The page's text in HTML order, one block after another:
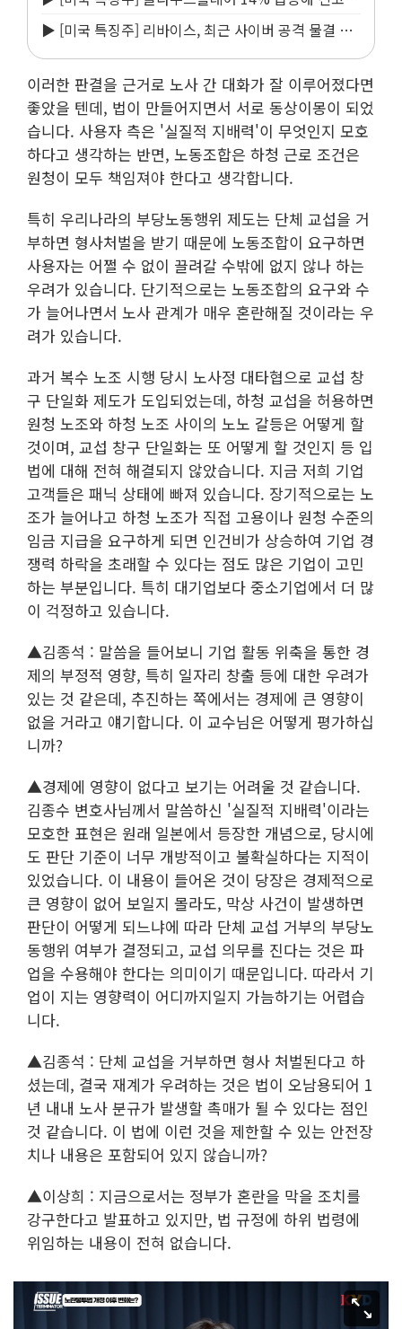
▶ [미국 특징주] 리바이스, 최근 사이버 공격 물결 속
이러한 판결을 근거로 노사 간 대화가 잘 이루어졌다면
좋았을 텐데, 법이 만들어지면서 서로 동상이몽이 되었
습니다. 사용자 측은 '실질적 지배력'이 무엇인지 모호
하다고 생각하는 반면, 노동조합은 하청 근로 조건은
원청이 모두 책임져야 한다고 생각합니다.
특히 우리나라의 부당노동행위 제도는 단체 교섭을 거
부하면 형사처벌을 받기 때문에 노동조합이 요구하면
사용자는 어쩔 수 없이 끌려갈 수밖에 없지 않나 하는
우려가 있습니다. 단기적으로는 노동조합의 요구와 수
가 늘어나면서 노사 관계가 매우 혼란해질 것이라는 우
려가 있습니다.
과거 복수 노조 시행 당시 노사정 대타협으로 교섭 창
구 단일화 제도가 도입되었는데, 하청 교섭을 허용하면
원청 노조와 하청 노조 사이의 노노 갈등은 어떻게 할
것이며, 교섭 창구 단일화는 또 어떻게 할 것인지 등 입
법에 대해 전혀 해결되지 않았습니다. 지금 저희 기업
고객들은 패닉 상태에 빠져 있습니다. 장기적으로는 노
조가 늘어나고 하청 노조가 직접 고용이나 원청 수준의
임금 지급을 요구하게 되면 인건비가 상승하여 기업 경
쟁력 하락을 초래할 수 있다는 점도 많은 기업이 고민
하는 부분입니다. 특히 대기업보다 중소기업에서 더 많
이 걱정하고 있습니다.
▲김종석 : 말씀을 들어보니 기업 활동 위축을 통한 경
제의 부정적 영향, 특히 일자리 창출 등에 대한 우려가
있는 것 같은데, 추진하는 쪽에서는 경제에 큰 영향이
없을 거라고 얘기합니다. 이 교수님은 어떻게 평가하십
니까?
▲경제에 영향이 없다고 보기는 어려울 것 같습니다.
김종수 변호사님께서 말씀하신 '실질적 지배력'이라는
모호한 표현은 원래 일본에서 등장한 개념으로, 당시에
도 판단 기준이 너무 개방적이고 불확실하다는 지적이
있었습니다. 이 내용이 들어온 것이 당장은 경제적으로
큰 영향이 없어 보일지 몰라도, 막상 사건이 발생하면
판단이 어떻게 되느냐에 따라 단체 교섭 거부의 부당노
동행위 여부가 결정되고, 교섭 의무를 진다는 것은 파
업을 수용해야 한다는 의미이기 때문입니다. 따라서 기
업이 지는 영향력이 어디까지일지 가늠하기는 어렵습
니다.
▲김종석 : 단체 교섭을 거부하면 형사 처벌된다고 하
셨는데, 결국 재계가 우려하는 것은 법이 오남용되어 1
년 내내 노사 분규가 발생할 촉매가 될 수 있다는 점인
것 같습니다. 이 법에 이런 것을 제한할 수 있는 안전장
치나 내용은 포함되어 있지 않습니까?
▲이상희 : 지금으로서는 정부가 혼란을 막을 조치를
강구한다고 발표하고 있지만, 법 규정에 하위 법령에
위임하는 내용이 전혀 없습니다.